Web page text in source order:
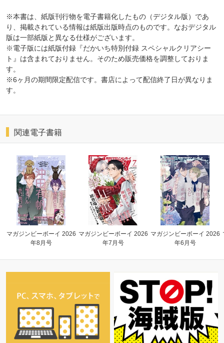
※本書は、紙版刊行物を電子書籍化したもの（デジタル版）であ
り、掲載されている情報は紙版出版時点のものです。なおデジタル
版は一部紙版と異なる仕様がございます。
※電子版には紙版付録『だかいち特別付録 スペシャルクリアシー
ト』は含まれておりません。そのため販売価格を調整しておりま
す。
※6ヶ月の期間限定配信です。書店によって配信終了日が異なりま
す。
関連電子書籍
マガジンビーボーイ 2026
年8月号
マガジンビーボーイ 2026
年7月号
マガジンビーボーイ 2026
年6月号